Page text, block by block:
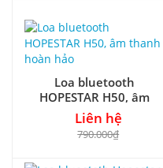
Loa bluetooth
HOPESTAR H50, âm
thanh hoàn hảo
Liên hệ
790.000₫